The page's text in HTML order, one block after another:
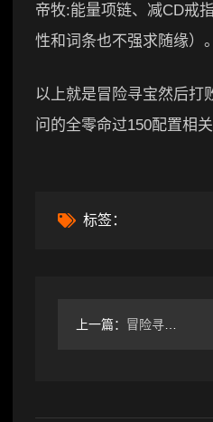
帝牧:能量项链、减CD戒
性和词条也不强求随缘）
以上就是冒险寻宝然后打
问的全零命过150配置相关
标签：
上一篇： 冒险寻宝然后打败魔王【攻略】S7赛季|全召唤全抢商人稳定挂机